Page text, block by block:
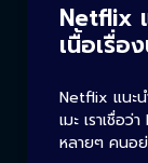
Netflix
เนื้อเรื่อ
Netflix แนะ
เมะ เราเชื่อ
หลายๆ คนอ